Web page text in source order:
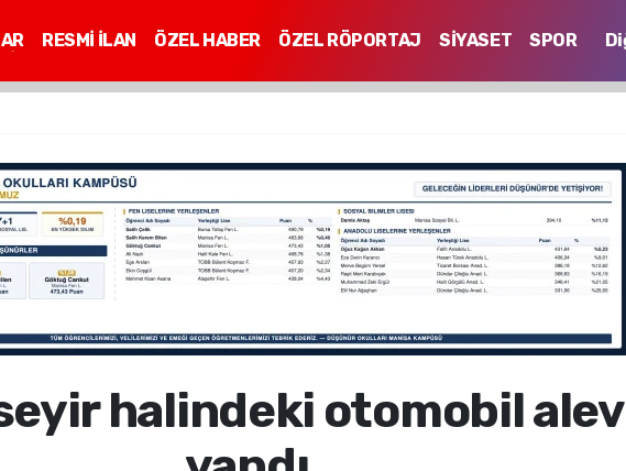
RESMİ İLAN ÖZEL HABER ÖZEL RÖPORTAJ SİYASET
SPOR
halindeki otomobil